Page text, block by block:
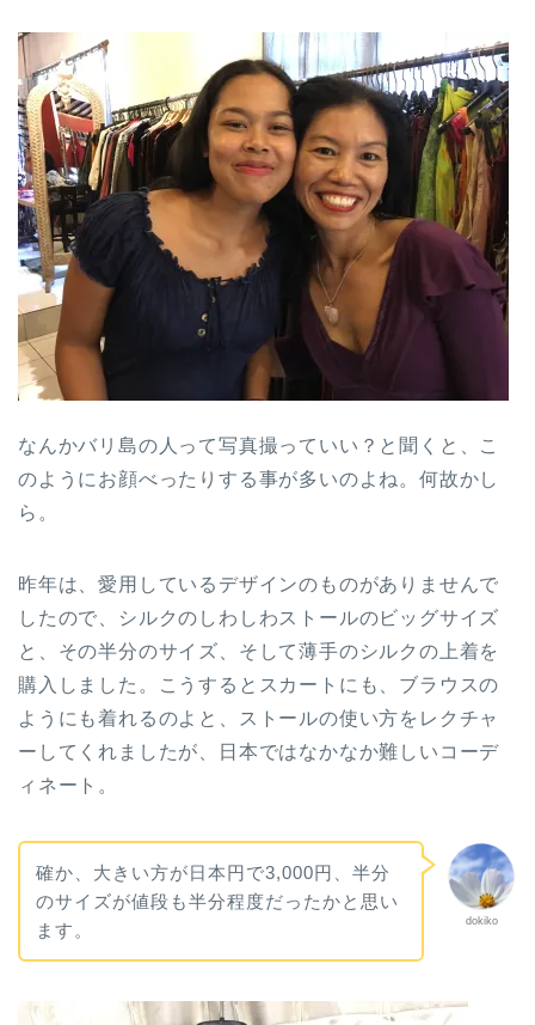
なんかバリ島の人って写真撮っていい？と聞くと、こ
のようにお顔べったりする事が多いのよね。何故かし
ら。
昨年は、愛用しているデザインのものがありませんで
したので、シルクのしわしわストールのビッグサイズ
と、その半分のサイズ、そして薄手のシルクの上着を
購入しました。こうするとスカートにも、ブラウスの
ようにも着れるのよと、ストールの使い方をレクチャ
ーしてくれましたが、日本ではなかなか難しいコーデ
ィネート。
dokiko
確か、大きい方が日本円で3,000円、半分
のサイズが値段も半分程度だったかと思い
ます。